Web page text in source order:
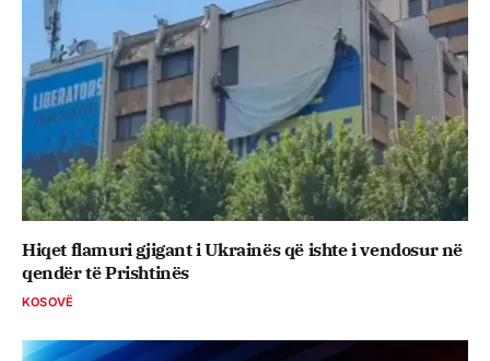
Hiqet flamuri gjigant i Ukrainës që ishte i vendosur në
qendër të Prishtinës
KOSOVË